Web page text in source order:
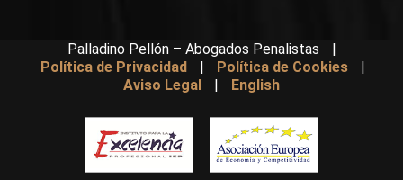
Palladino Pellón – Abogados Penalistas
Política de Privacidad
Política de Cookies
Aviso Legal
English